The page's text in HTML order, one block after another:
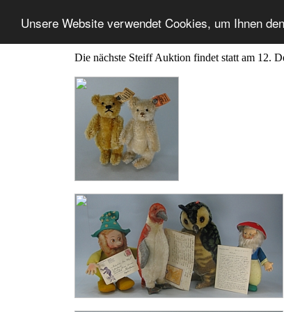
Unsere Website verwendet Cookies, um Ihnen
Die nächste Steiff Auktion findet statt am 12.